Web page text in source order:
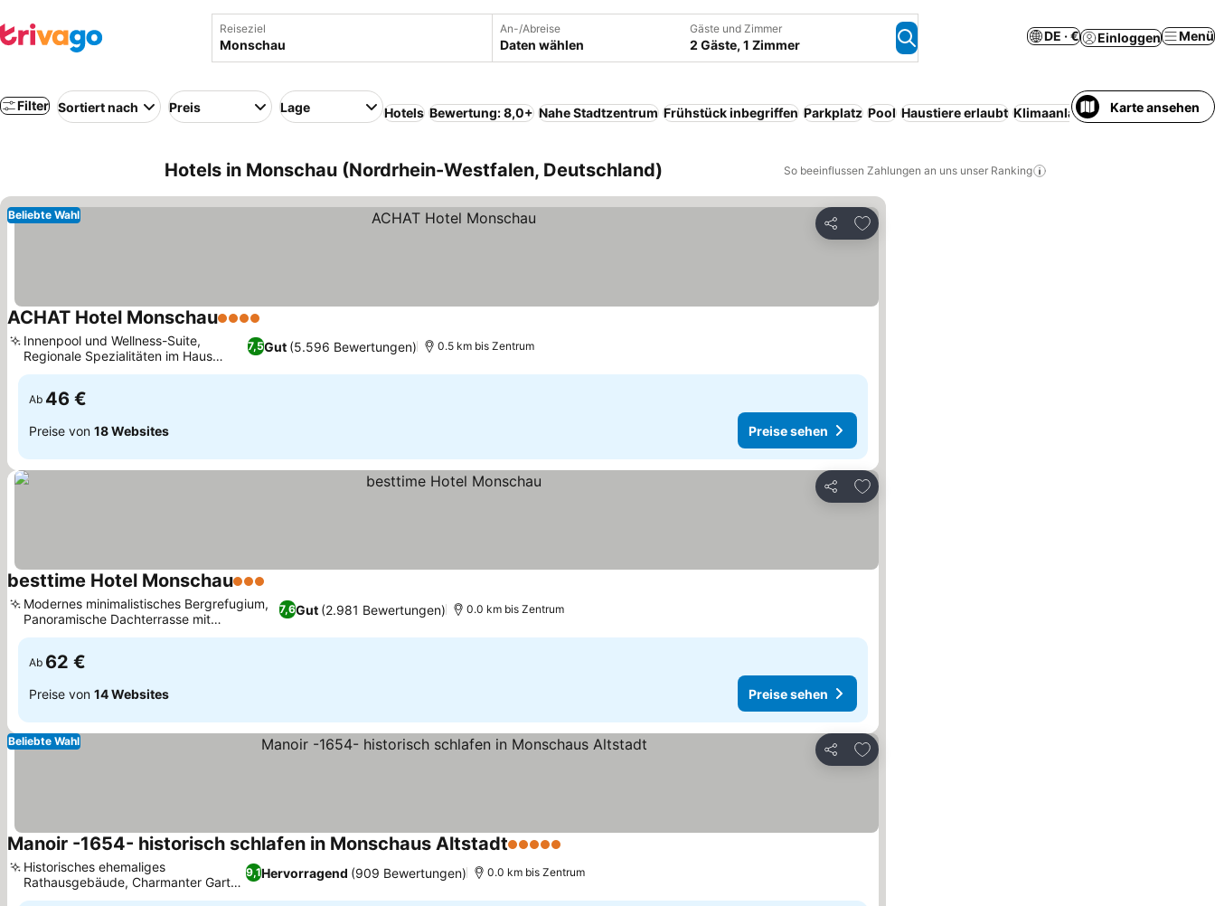
Reiseziel An-/Abreise
Daten wählen
Gäste und Zimmer
2 Gäste, 1 Zimmer
DE · € Einloggen Menü
Filter Sortiert nach Preis Lage Hotels Bewertung: 8,0+ Nahe Stadtzentrum Frühstück inbegriffen Parkplatz Pool Haustiere erlaubt Klimaanlage Serviced
Karte ansehen
Hotels in Monschau (Nordrhein-Westfalen, Deutschland) So beeinflussen Zahlungen an uns unser Ranking
Teilen
Zu Favoriten hinzufügen
Beliebte Wahl
ACHAT Hotel Monschau4 Sterne
7,5Gut (5.596 Bewertungen)
Innenpool und Wellness-Suite,
Regionale Spezialitäten im Haus
Wiesenthal
0.5 km bis Zentrum
Ab 46 €
Preise von 18 Websites Preise sehen
Teilen
Zu Favoriten hinzufügen
besttime Hotel Monschau3 Sterne
7,6Gut (2.981 Bewertungen)
Modernes minimalistisches Bergrefugium,
Panoramische Dachterrasse mit
Sonnenterrasse
0.0 km bis Zentrum
Ab 62 €
Preise von 14 Websites Preise sehen
Teilen
Zu Favoriten hinzufügen
Beliebte Wahl
Manoir -1654- historisch schlafen in Monschaus Altstadt5 Sterne
9,1Hervorragend (909 Bewertungen)
Historisches ehemaliges
Rathausgebäude, Charmanter Garten
und Sonnenterrasse
0.0 km bis Zentrum